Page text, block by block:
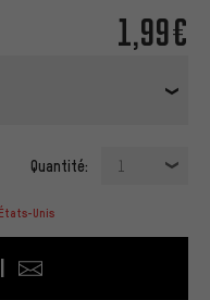
1,99€
Quantité: 1
Unis